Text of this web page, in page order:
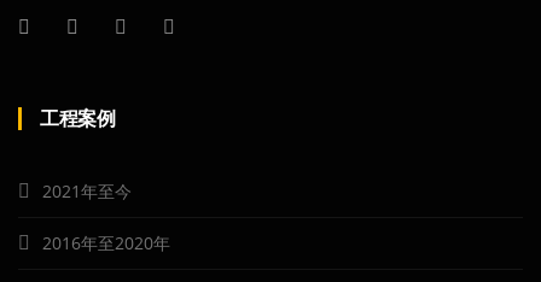
工程案例
2021年至今
2016年至2020年